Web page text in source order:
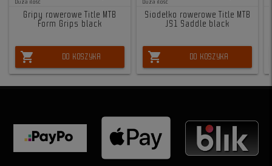
Duża ilość
Gripy rowerowe Title MTB
Form Grips black
shopping_cart DO KOSZYKA
Duża ilość
Siodełko rowerowe Title MTB
JS1 Saddle black
shopping_cart DO KOSZYKA